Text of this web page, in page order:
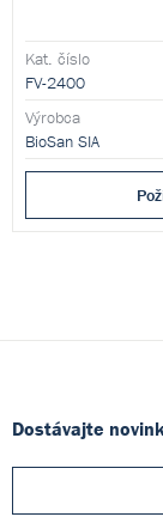
Kat. číslo
FV-2400
Výrobca
BioSan SIA
Dostávajte